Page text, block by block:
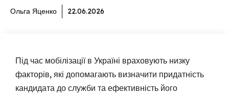
Ольга Яценко 22.06.2026
Під час мобілізації в Україні враховують низку
факторів, які допомагають визначити придатність
кандидата до служби та ефективність його